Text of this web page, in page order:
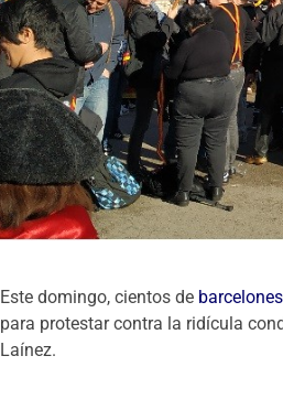
Este domingo, cientos de
para protestar contra la ridícula
Laínez.